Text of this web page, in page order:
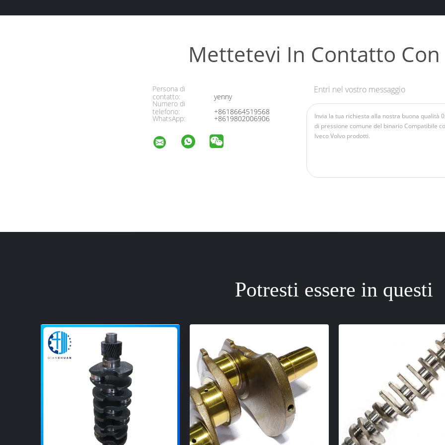
Mettetevi In ​​contatto
Persona di
contatto:
yenny
Numero di
telefono:
+8618664519568
WhatsApp: +8619802006906
Entri nel vostro messaggio
Potresti essere in questi